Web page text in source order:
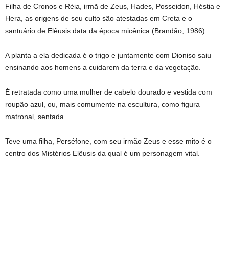
Filha de Cronos e Réia, irmã de Zeus, Hades, Posseidon, Héstia e
Hera, as origens de seu culto são atestadas em Creta e o
santuário de Elêusis data da época micênica (Brandão, 1986).
A planta a ela dedicada é o trigo e juntamente com Dioniso saiu
ensinando aos homens a cuidarem da terra e da vegetação.
É retratada como uma mulher de cabelo dourado e vestida com
roupão azul, ou, mais comumente na escultura, como figura
matronal, sentada.
Teve uma filha, Perséfone, com seu irmão Zeus e esse mito é o
centro dos Mistérios Elêusis da qual é um personagem vital.